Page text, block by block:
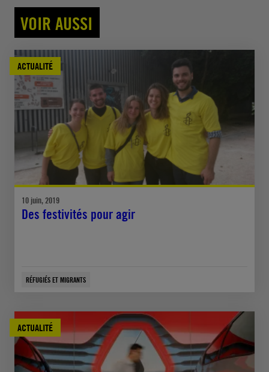
VOIR AUSSI
ACTUALITÉ
10 juin, 2019
Des festivités pour agir
RÉFUGIÉS ET MIGRANTS
ACTUALITÉ